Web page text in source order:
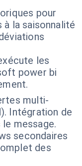
pour
la saisonnalité
les
power bi
multi-
Intégration de
message.
secondaires
des